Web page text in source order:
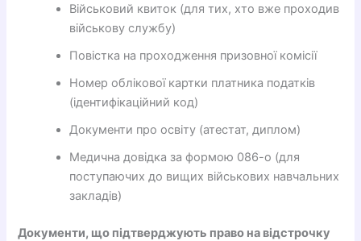
Військовий квиток (для тих, хто вже проходив
військову службу)
Повістка на проходження призовної комісії
Номер облікової картки платника податків
(ідентифікаційний код)
Документи про освіту (атестат, диплом)
Медична довідка за формою 086-о (для
поступаючих до вищих військових навчальних
закладів)
Документи, що підтверджують право на відстрочку